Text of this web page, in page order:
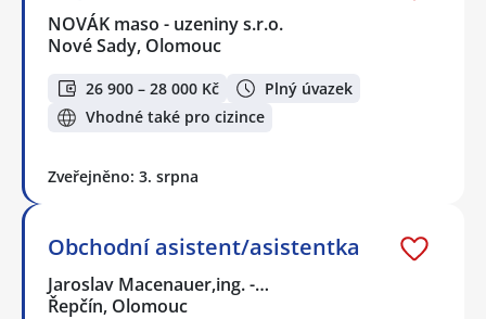
NOVÁK maso - uzeniny s.r.o.
Nové Sady, Olomouc
26 900 – 28 000 Kč
Plný úvazek
Vhodné také pro cizince
Zveřejněno: 3. srpna
Obchodní asistent/asistentka
Jaroslav Macenauer,ing. -…
Řepčín, Olomouc